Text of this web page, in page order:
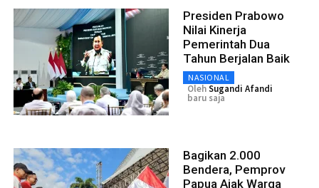
Presiden Prabowo
Nilai Kinerja
Pemerintah Dua
Tahun Berjalan Baik
NASIONAL
OlehSugandi Afandi
baru saja
Bagikan 2.000
Bendera, Pemprov
Papua Ajak Warga